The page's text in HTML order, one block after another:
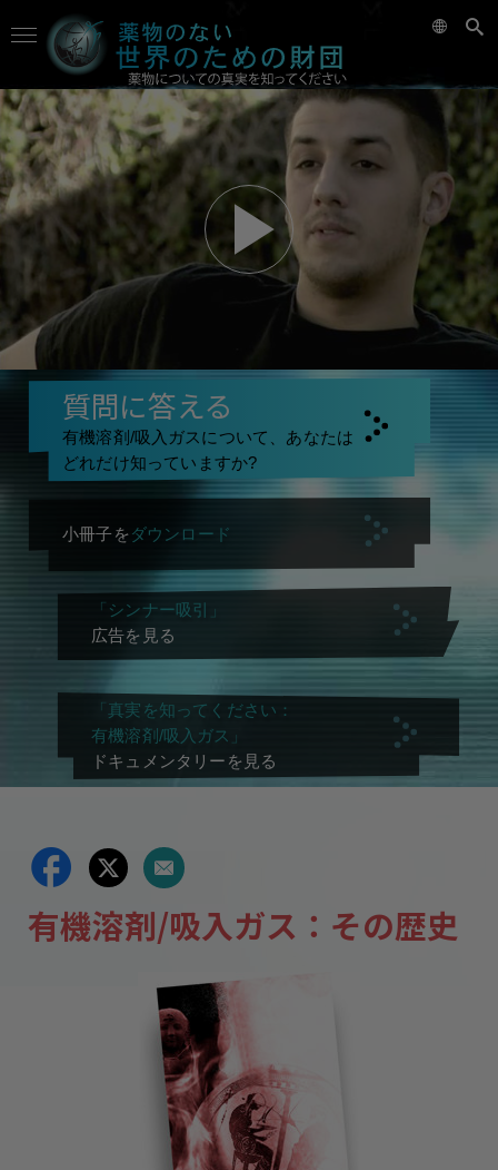
質問に答える
有機溶剤/吸入ガスについて、あなたは
どれだけ知っていますか?
小冊子をダウンロード
「シンナー吸引」
広告を見る
「真実を知ってください：
有機溶剤/吸入ガス」
ドキュメンタリーを見る
有機溶剤/吸入ガス：その歴史